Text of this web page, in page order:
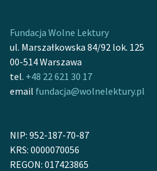
Kontakt
O projekcie
Zespół
Wolnych Lektur
Logotypy
Fundacja Wolne Lektury
ul. Marszałkowska 84/92 lok. 125
00-514 Warszawa
tel. +48 22 621 30 17
email fundacja@wolnelektury.pl
NIP: 952-187-70-87
KRS: 0000070056
REGON: 017423865